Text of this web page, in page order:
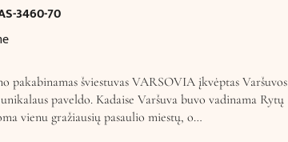
3460-70
pakabinamas šviestuvas VARSOVIA įkvėptas Varšuvos
paveldo. Kadaise Varšuva buvo vadinama Rytų
vienu gražiausių pasaulio miestų, o…